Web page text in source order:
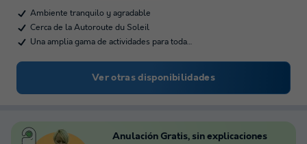
Ambiente tranquilo y agradable
Cerca de la Autoroute du Soleil
Una amplia gama de actividades para toda…
Ver otras disponibilidades
Anulación Gratis, sin explicaciones